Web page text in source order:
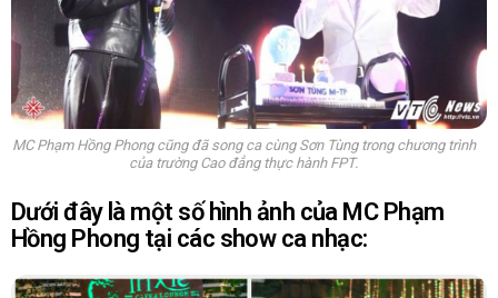
MC Phạm Hồng Phong cũng đã song ca cùng Sơn Tùng trong chương trình
của trường Cao đẳng thực hành FPT.
Dưới đây là một số hình ảnh của MC Phạm
Hồng Phong tại các show ca nhạc: